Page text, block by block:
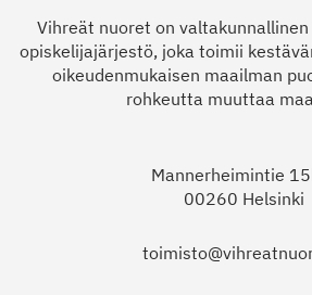
Vihreät nuoret on
opiskelijajärjestö, joka toimii
oikeudenmukaisen maailman
rohkeutta muuttaa
Mannerheimintie
00260 Helsinki